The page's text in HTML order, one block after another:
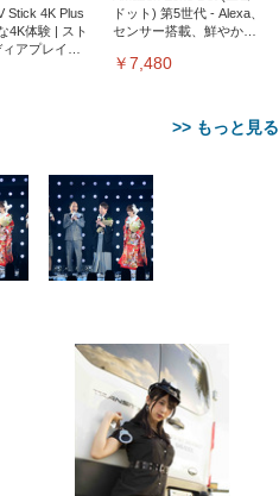
Stick 4K Plus
4K体験 | スト
アプレイヤ
ドット) 第5世代 - Alexa、
センサー搭載、鮮やかな
￥7,480
>> もっと見る
チェア デスク
テレワーク
クレスト 30度
間工学 椅子
ね上げ式ア
ッドレスト
発クッショ
性メッシュ
ANDWINT オフィスチェ
ア デスクチェア 肘なし メ
ッシュ 通気性 ランバーサ
ポート付き 腰サポート ガ
ス圧無段階昇降 360度回
転 キャスター付き コンパ
クト 幅52×奥行58.5×高さ
84～96cm テレワーク 在
宅勤務 ブラック
￥4,139
モ
非光
整 ス
向け
【MiniLED/24.5inch/280Hz/FHD】
GRAPHT THE SHOOTER
Gaming Monitor 24” Essential ゲ
ーミングモニター QD 24.5インチ
1ms FHD 量子ドット 残像低減 (3
年保証 | 輝点保証 | 日本メーカー)
￥34,980
ートベーシ
限定】
リスオーヤマ
型 お徳用
1) (ケース
アイリスオーヤマ ペット
シーツ 超厚型 お徳用 レギ
ュラー 200枚入
【Amazon.co.jp限定】
￥3,731